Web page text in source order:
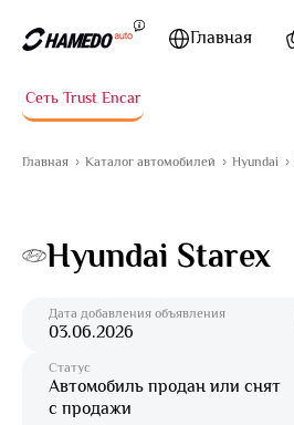
Главная
Сеть Trust Encar
Главная Каталог автомобилей Hyundai
Hyundai Starex
Дата добавления объявления
03.06.2026
Статус
Автомобиль продан или снят
с продажи